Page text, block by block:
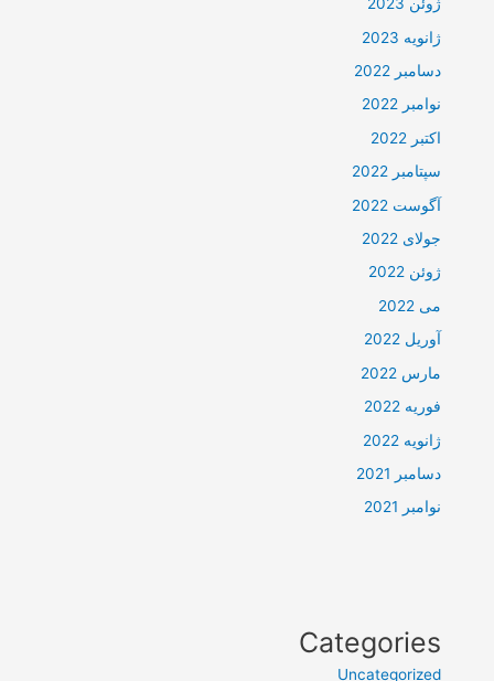
ژوئن 2023
ژانویه 2023
دسامبر 2022
نوامبر 2022
اکتبر 2022
سپتامبر 2022
آگوست 2022
جولای 2022
ژوئن 2022
می 2022
آوریل 2022
مارس 2022
فوریه 2022
ژانویه 2022
دسامبر 2021
نوامبر 2021
Categories
Uncategorized